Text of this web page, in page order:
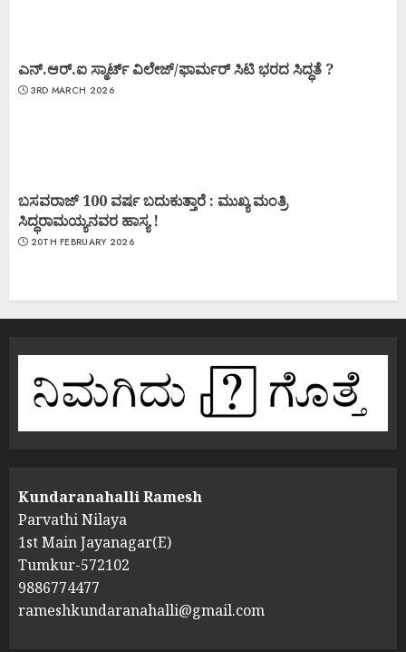
ಎನ್.ಆರ್.ಐ ಸ್ಮಾರ್ಟ್ ವಿಲೇಜ್/ಫಾರ್ಮರ್ ಸಿಟಿ ಭರದ ಸಿದ್ಧತೆ ?
3RD MARCH 2026
ಬಸವರಾಜ್ 100 ವರ್ಷ ಬದುಕುತ್ತಾರೆ : ಮುಖ್ಯ ಮಂತ್ರಿ
ಸಿದ್ಧರಾಮಯ್ಯನವರ ಹಾಸ್ಯ !
20TH FEBRUARY 2026
Kundaranahalli Ramesh
Parvathi Nilaya
1st Main Jayanagar(E)
Tumkur-572102
9886774477
rameshkundaranahalli@gmail.com